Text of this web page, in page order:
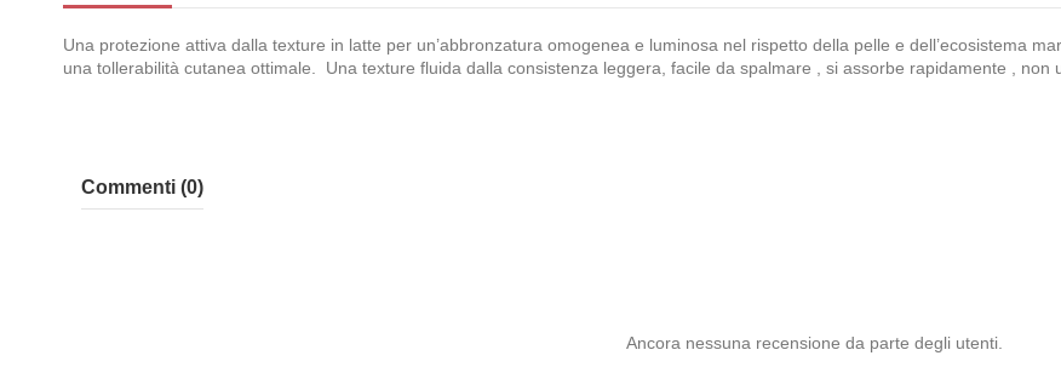
Una protezione attiva dalla texture in latte per un’abbronzatura omogenea e luminosa nel rispetto della pelle e dell’ecosistema
una tollerabilità cutanea ottimale. Una texture fluida dalla consistenza leggera, facile da spalmare , si assorbe rapidamente , non
Commenti (0)
Ancora nessuna recensione da parte degli utenti.